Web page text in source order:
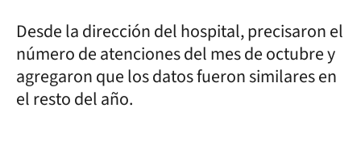
Desde la dirección del hospital, precisaron el
número de atenciones del mes de octubre y
agregaron que los datos fueron similares en
el resto del año.